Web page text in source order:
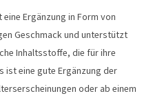
Ergänzung in Form von
Geschmack und unterstützt
Inhaltsstoffe, die für ihre
ist eine gute Ergänzung der
oder ab einem